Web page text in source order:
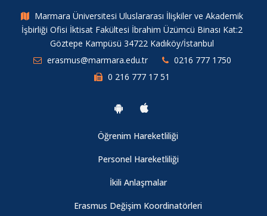
Marmara Üniversitesi Uluslararası İlişkiler ve Akademik
İşbirliği Ofisi İktisat Fakültesi İbrahim Üzümcü Binası Kat:2
Göztepe Kampüsü 34722 Kadıköy/İstanbul
erasmus@marmara.edu.tr
0216 777 1750
0 216 777 17 51
Öğrenim Hareketliliği
Personel Hareketliliği
İkili Anlaşmalar
Erasmus Değişim Koordinatörleri